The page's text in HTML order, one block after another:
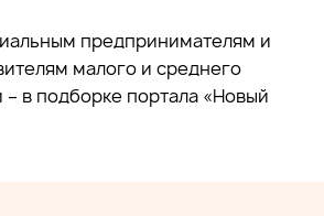
предпринимателям и
малого и среднего
– в подборке портала «Новый